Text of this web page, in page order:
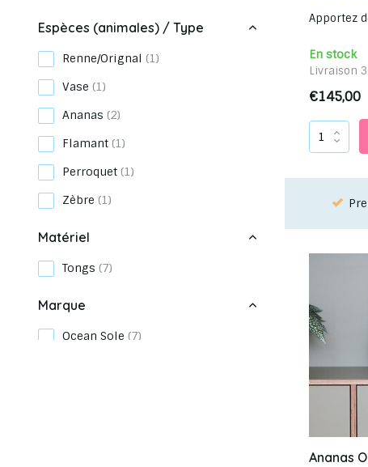
Espèces (animales) / Type
Renne/Orignal (1)
Vase (1)
Ananas (2)
Flamant (1)
Perroquet (1)
Zèbre (1)
Matériel
Tongs (7)
Marque
Ocean Sole (7)
Apportez
En stock
Livraison
€145,00
rendez-vous dans notre salle d'exposition
Ananas